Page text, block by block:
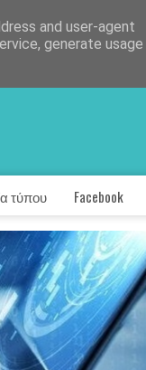
τύπου Facebook
and user-agent
generate usage